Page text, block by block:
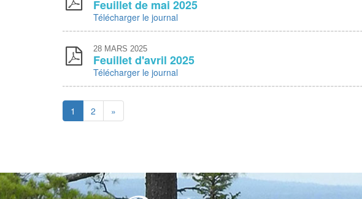
Feuillet de mai 2025
Télécharger le journal
28 MARS 2025
Feuillet d'avril 2025
Télécharger le journal
1 2 »